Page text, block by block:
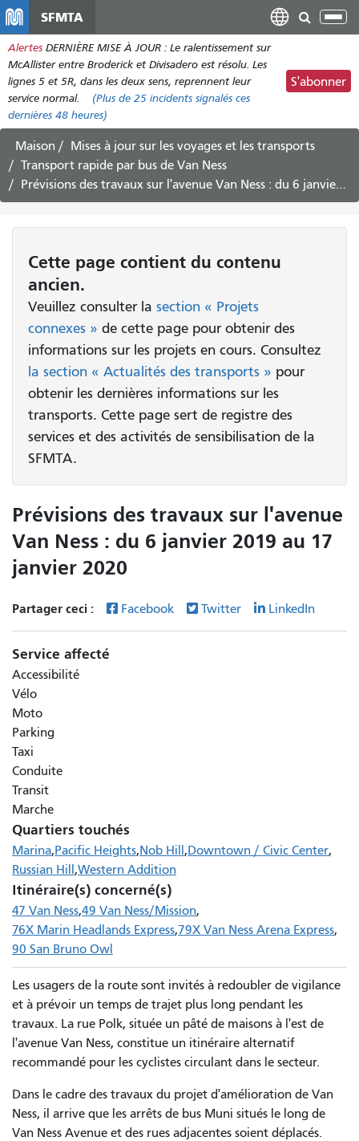
contenu
principal
SFMTA
Alertes DERNIÈRE MISE À JOUR : Le ralentissement sur
McAllister entre Broderick et Divisadero est résolu. Les
lignes 5 et 5R, dans les deux sens, reprennent leur
service normal.
(Plus de 25 incidents signalés ces
dernières 48 heures)
S'abonner
Maison
Mises à jour sur les voyages et les transports
Transport rapide par bus de Van Ness
Prévisions des travaux sur l'avenue Van Ness : du 6 janvier 2019 au 17 janvier 2020
Cette page contient du contenu
ancien.
Veuillez consulter la section « Projets
connexes » de cette page pour obtenir des
informations sur les projets en cours. Consultez
la section « Actualités des transports » pour
obtenir les dernières informations sur les
transports. Cette page sert de registre des
services et des activités de sensibilisation de la
SFMTA.
Prévisions des travaux sur l'avenue
Van Ness : du 6 janvier 2019 au 17
janvier 2020
Partager ceci : Facebook Twitter LinkedIn
Service affecté
Accessibilité
Vélo
Moto
Parking
Taxi
Conduite
Transit
Marche
Quartiers touchés
Marina Pacific Heights Nob Hill
Downtown / Civic Center
Russian Hill
Western Addition
Itinéraire(s) concerné(s)
47 Van Ness 49 Van Ness/Mission
76X Marin Headlands Express 79X Van Ness Arena Express
90 San Bruno Owl
Les usagers de la route sont invités à redoubler de vigilance
et à prévoir un temps de trajet plus long pendant les
travaux. La rue Polk, située un pâté de maisons à l'est de
l'avenue Van Ness, constitue un itinéraire alternatif
recommandé pour les cyclistes circulant dans le secteur.
Dans le cadre des travaux du projet d'amélioration de Van
Ness, il arrive que les arrêts de bus Muni situés le long de
Van Ness Avenue et des rues adjacentes soient déplacés.